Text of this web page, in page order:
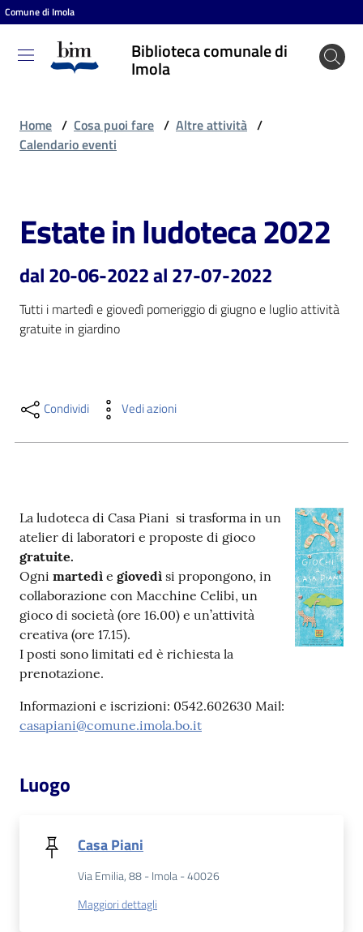
Vai al contenuto
Vai alla navigazione
Vai al footer
Comune di Imola
Biblioteca comunale di
Imola
Biblioteca
comunale
Cosa
puoi
fare
Casa
Piani
Archivio
storico
Decentrate
per
Home / Cosa puoi fare / Altre attività /
Calendario eventi
Salta al contenuto
Estate in ludoteca 2022
dal 20-06-2022 al 27-07-2022
Tutti i martedì e giovedì pomeriggio di giugno e luglio attività
gratuite in giardino
Condividi Vedi azioni
La ludoteca di Casa Piani si trasforma in un
atelier di laboratori e proposte di gioco
gratuite.
Ogni martedì e giovedì si propongono, in
collaborazione con Macchine Celibi, un
gioco di società (ore 16.00) e un’attività
creativa (ore 17.15).
I posti sono limitati ed è richiesta la
prenotazione.
Informazioni e iscrizioni: 0542.602630 Mail:
casapiani@comune.imola.bo.it
Luogo
Casa Piani
Via Emilia, 88 - Imola - 40026
Maggiori dettagli